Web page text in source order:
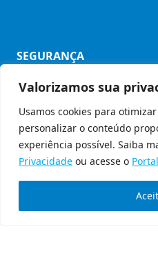
Valorizamos sua
Usamos cookies para
personalizar o conteúdo
experiência possível. Saiba
Privacidade ou acesse o
SEGURANÇA
Política de Privacidade
Código de Ética
© Copyright 2026 -